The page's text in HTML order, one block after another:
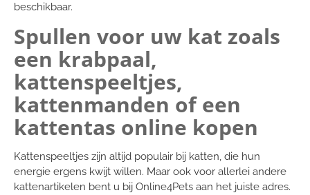
beschikbaar.
Spullen voor uw kat zoals
een krabpaal,
kattenspeeltjes,
kattenmanden of een
kattentas online kopen
Kattenspeeltjes zijn altijd populair bij katten, die hun
energie ergens kwijt willen. Maar ook voor allerlei andere
kattenartikelen bent u bij Online4Pets aan het juiste adres.